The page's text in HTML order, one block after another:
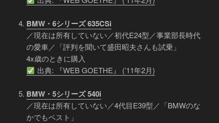
BMW・6シリーズ 635CSi
／現在は所有していない／初代E24型／事業部長時代
の愛車／「評判を聞いて盛田昭夫さんも試乗」
4x歳のときに購入
出典: 『WEB GOETHE』 (’11年2月)
BMW・5シリーズ 540i
／現在は所有していない／4代目E39型／「BMWのな
かでもベスト」